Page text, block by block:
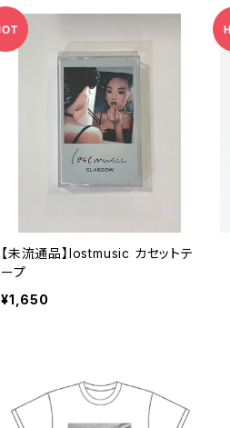
【未流通品】lostmusic カセットテ
ープ
¥1,650